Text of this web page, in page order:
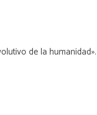
de la humanidad».